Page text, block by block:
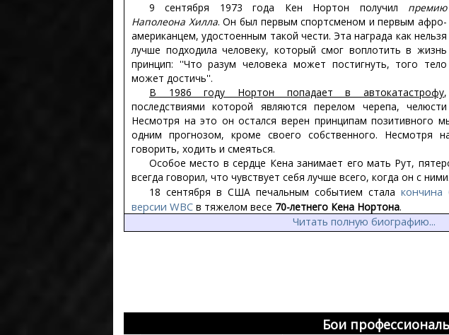
Читать полную биографию...
9 сентября 1973 года Кен Нортон получил премию
Наполеона Хилла. Он был первым спортсменом и первым афро-
американцем, удостоенным такой чести. Эта награда как нельзя
лучше подходила человеку, который смог воплотить в жизнь
принцип: ''Что разум человека может постигнуть, того тело
может достичь''.
В 1986 году Нортон попадает в автокатастрофу,
последствиями которой являются перелом черепа,
Несмотря на это он остался верен принципам позитивного
одним прогнозом, кроме своего собственного. Несмотря
говорить, ходить и смеяться.
Особое место в сердце Кена занимает его мать Рут,
всегда говорил, что чувствует себя лучше всего, когда он с ними.
18 сентября в США печальным событием стала
версии WBC в тяжелом весе 70-летнего Кена Нортона.
Бои